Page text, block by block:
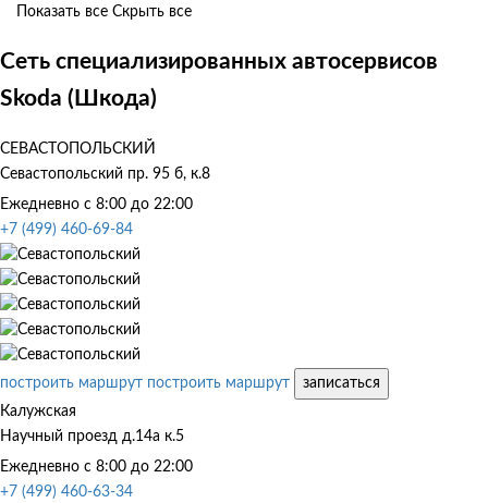
Показать все Скрыть все
Сеть специализированных автосервисов
Skoda (Шкода)
СЕВАСТОПОЛЬСКИЙ
Севастопольский пр. 95 б, к.8
Ежедневно с 8:00 до 22:00
+7 (499) 460-69-84
построить маршрут построить маршрут
записаться
Калужская
Научный проезд д.14а к.5
Ежедневно с 8:00 до 22:00
+7 (499) 460-63-34